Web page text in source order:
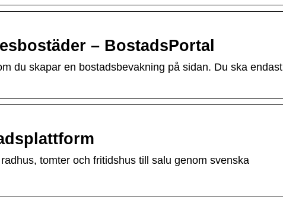
– BostadsPortal
du skapar en bostadsbevakning på sidan. Du ska endast
tomter och fritidshus till salu genom svenska